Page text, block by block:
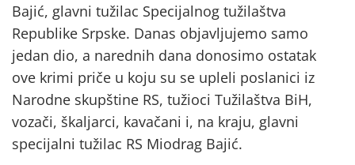
Bajić, glavni tužilac Specijalnog tužilaštva
Republike Srpske. Danas objavljujemo samo
jedan dio, a narednih dana donosimo ostatak
ove krimi priče u koju su se upleli poslanici iz
Narodne skupštine RS, tužioci Tužilaštva BiH,
vozači, škaljarci, kavačani i, na kraju, glavni
specijalni tužilac RS Miodrag Bajić.